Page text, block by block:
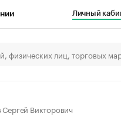
Личный
Викторович